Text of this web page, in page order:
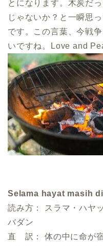
とになります。木炭だ
じゃないか？と一瞬思
です。この言葉、今戦
いですね。Love and
Selama hayat masih
読み方： スラマ・ハヤ
バダン
直 訳： 体の中に命が宿